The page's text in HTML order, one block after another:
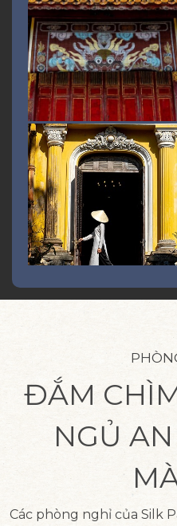
ĐẮM
NGỦ
Các phòng nghỉ của Silk